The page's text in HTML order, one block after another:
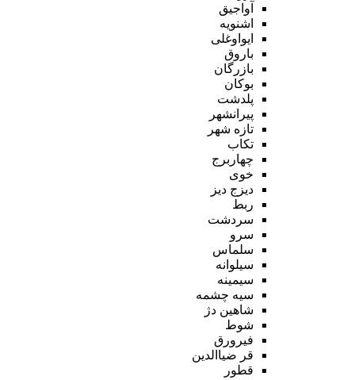
آواجیق
اشنویه
ایواوغلی
باروق
بازرگان
بوکان
پلدشت
پیرانشهر
تازه شهر
تکاب
چهاربرج
خوی
دیزج دیز
ربط
سردشت
سرو
سلماس
سیلوانه
سیمینه
سیه چشمه
شاهین دژ
شوط
فیرورق
قر ضیاالدین
قطور